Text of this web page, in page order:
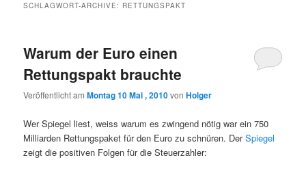
SCHLAGWORT-ARCHIVE: RETTUNGSPAKT
Warum der Euro einen
Rettungspakt brauchte
Veröffentlicht amMontag 10 Mai , 2010vonHolger
Wer Spiegel liest, weiss warum es zwingend nötig war ein 750
Milliarden Rettungspaket für den Euro zu schnüren. DerSpiegel
zeigt die positiven Folgen für die Steuerzahler: